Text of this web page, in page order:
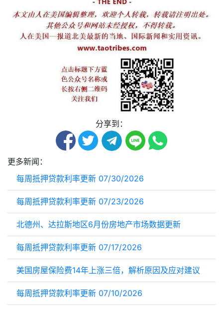
分享到：
更多新闻：
每周抵押贷款利率更新 07/30/2026
每周抵押贷款利率更新 07/23/2026
北德州、达拉斯地区6月份房地产市场数据更新
每周抵押贷款利率更新 07/17/2026
美国房屋保险费14年上涨三倍，解析原因及应对建议
每周抵押贷款利率更新 07/10/2026